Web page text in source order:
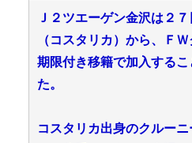
Ｊ２ツエーゲン金沢は２
（コスタリカ）から、Ｆ
期限付き移籍で加入する
た。
コスタリカ出身のクルー